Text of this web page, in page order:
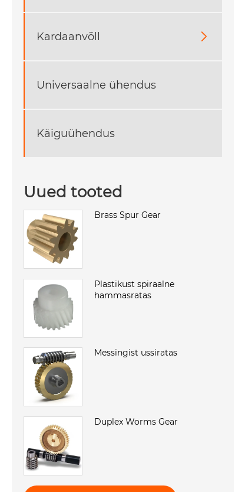
Kardaanvõll 
Universaalne ühendus
Käiguühendus
Uued tooted
Brass Spur Gear
Plastikust spiraalne
hammasratas
Messingist ussiratas
Duplex Worms Gear